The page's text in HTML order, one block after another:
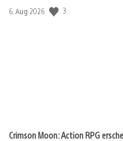
Veröffentlichungsdatum:
6. Aug 2026 3
Crimson Moon: Action RPG